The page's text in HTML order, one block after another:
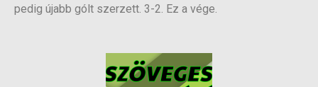
pedig újabb gólt szerzett. 3-2. Ez a vége.